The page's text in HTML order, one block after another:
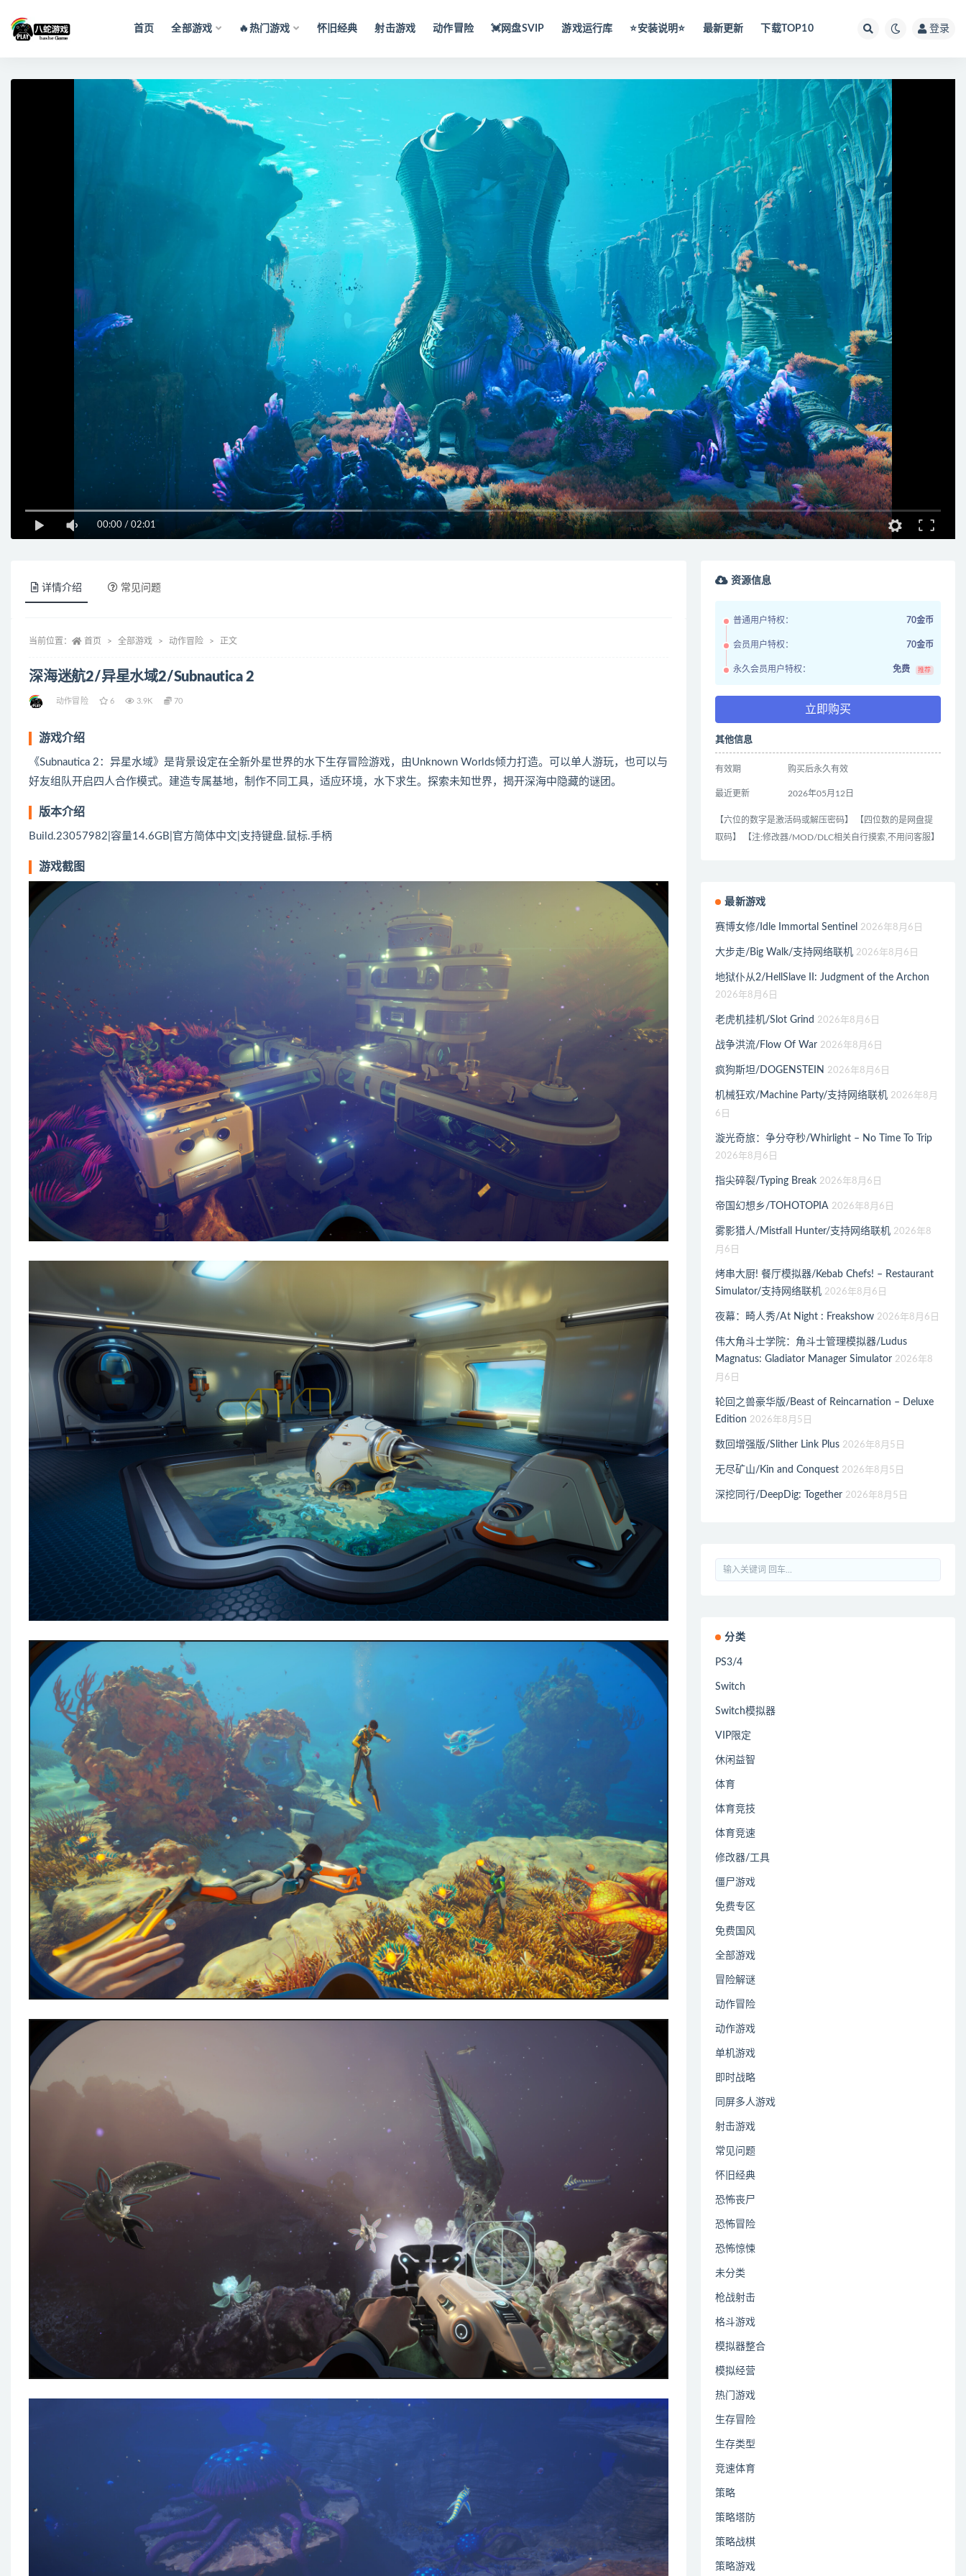
首页 全部游戏 🔥热门游戏 怀旧经典 射击游戏 动作冒险 💓网盘SVIP 游戏运行库 ⭐️安装说明⭐️ 最新更新 下载TOP10 登录
00:00 / 02:01
详情介绍 常见问题
当前位置： 首页 全部游戏 动作冒险 正文
深海迷航2/异星水域2/Subnautica 2
动作冒险 6 3.9K 70
游戏介绍
《Subnautica 2：异星水域》是背景设定在全新外星世界的水下生存冒险游戏，由Unknown Worlds倾力打造。可以单人游玩，也可以与
好友组队开启四人合作模式。建造专属基地，制作不同工具，适应环境，水下求生。探索未知世界，揭开深海中隐藏的谜团。
版本介绍
Build.23057982|容量14.6GB|官方简体中文|支持键盘.鼠标.手柄
游戏截图
资源信息
普通用户特权： 70金币
会员用户特权： 70金币
永久会员用户特权： 免费 推荐
立即购买
其他信息
有效期 购买后永久有效
最近更新 2026年05月12日
【六位的数字是激活码或解压密码】 【四位数的是网盘提
取码】 【注:修改器/MOD/DLC相关自行摸索,不用问客服】
最新游戏
赛博女修/Idle Immortal Sentinel 2026年8月6日
大步走/Big Walk/支持网络联机 2026年8月6日
地狱仆从2/HellSlave II: Judgment of the Archon
2026年8月6日
老虎机挂机/Slot Grind 2026年8月6日
战争洪流/Flow Of War 2026年8月6日
疯狗斯坦/DOGENSTEIN 2026年8月6日
机械狂欢/Machine Party/支持网络联机 2026年8月
6日
漩光奇旅：争分夺秒/Whirlight – No Time To Trip
2026年8月6日
指尖碎裂/Typing Break 2026年8月6日
帝国幻想乡/TOHOTOPIA 2026年8月6日
雾影猎人/Mistfall Hunter/支持网络联机 2026年8
月6日
烤串大厨! 餐厅模拟器/Kebab Chefs! – Restaurant
Simulator/支持网络联机 2026年8月6日
夜幕：畸人秀/At Night : Freakshow 2026年8月6日
伟大角斗士学院：角斗士管理模拟器/Ludus
Magnatus: Gladiator Manager Simulator 2026年8
月6日
轮回之兽豪华版/Beast of Reincarnation – Deluxe
Edition 2026年8月5日
数回增强版/Slither Link Plus 2026年8月5日
无尽矿山/Kin and Conquest 2026年8月5日
深挖同行/DeepDig: Together 2026年8月5日
分类
PS3/4
Switch
Switch模拟器
VIP限定
休闲益智
体育
体育竞技
体育竞速
修改器/工具
僵尸游戏
免费专区
免费国风
全部游戏
冒险解谜
动作冒险
动作游戏
单机游戏
即时战略
同屏多人游戏
射击游戏
常见问题
怀旧经典
恐怖丧尸
恐怖冒险
恐怖惊悚
未分类
枪战射击
格斗游戏
模拟器整合
模拟经营
热门游戏
生存冒险
生存类型
竞速体育
策略
策略塔防
策略战棋
策略游戏